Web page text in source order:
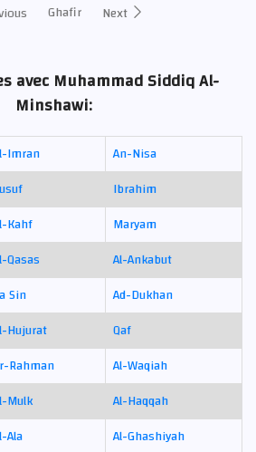
Ghafir Next
avec Muhammad Siddiq Al-
Minshawi:
Imran
An-Nisa
Ibrahim
Kahf
Maryam
Qasas
Al-Ankabut
Sin
Ad-Dukhan
Hujurat
Qaf
Rahman
Al-Waqiah
Mulk
Al-Haqqah
Ala
Al-Ghashiyah